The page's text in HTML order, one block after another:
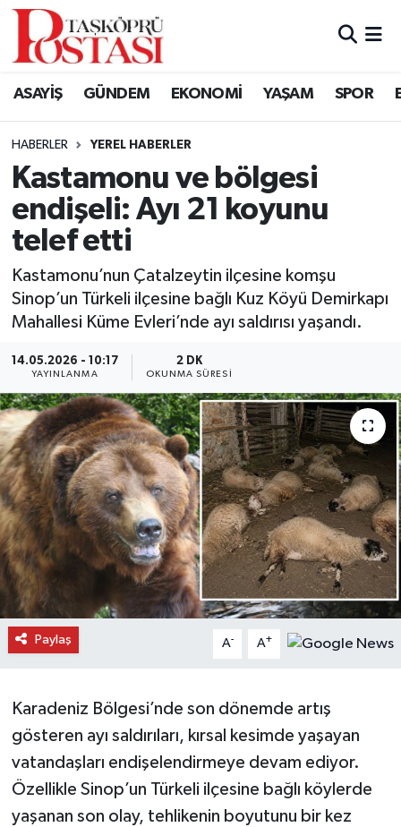
ASAYİŞ GÜNDEM EKONOMİ YAŞAM SPOR
HABERLER YEREL HABERLER
Kastamonu ve bölgesi
endişeli: Ayı 21 koyunu
telef etti
Kastamonu’nun Çatalzeytin ilçesine komşu
Sinop’un Türkeli ilçesine bağlı Kuz Köyü Demirkapı
Mahallesi Küme Evleri’nde ayı saldırısı yaşandı.
14.05.2026 - 10:17
YAYINLANMA
2 DK
OKUNMA SÜRESI
Paylaş A- A+
Karadeniz Bölgesi’nde son dönemde artış
gösteren ayı saldırıları, kırsal kesimde yaşayan
vatandaşları endişelendirmeye devam ediyor.
Özellikle Sinop’un Türkeli ilçesine bağlı köylerde
yaşanan son olay, tehlikenin boyutunu bir kez
Kastamonu Vefat Edenler
Araç Haberleri
Azdavay Haberleri
Bozkurt Haberleri
Daday Haberleri
Devrekani Haberleri
Doğanyurt Haberleri
Hanönü Haberleri
İhsangazi Haberleri
Küre Haberleri
Merkez Haberleri
Pınarbaşı Haberleri